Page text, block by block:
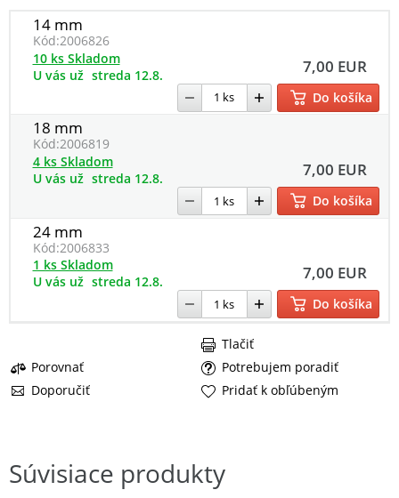
14 mm
Kód:2006826
7,00 EUR
10 ks Skladom
U vás už streda 12.8.
Do košíka
18 mm
Kód:2006819
7,00 EUR
4 ks Skladom
U vás už streda 12.8.
Do košíka
24 mm
Kód:2006833
7,00 EUR
1 ks Skladom
U vás už streda 12.8.
Do košíka
Porovnať
Potrebujem poradiť
Doporučiť
Tlačiť
Pridať k obľúbeným
Súvisiace produkty